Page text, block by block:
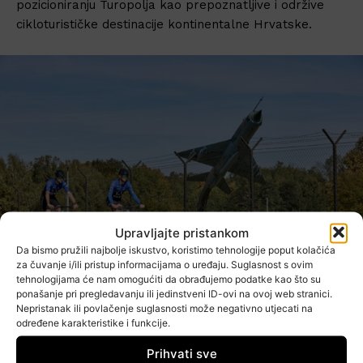
Upravljajte pristankom
Da bismo pružili najbolje iskustvo, koristimo tehnologije poput kolačića
za čuvanje i/ili pristup informacijama o uređaju. Suglasnost s ovim
tehnologijama će nam omogućiti da obrađujemo podatke kao što su
ponašanje pri pregledavanju ili jedinstveni ID-ovi na ovoj web stranici.
Nepristanak ili povlačenje suglasnosti može negativno utjecati na
određene karakteristike i funkcije.
Prihvati sve
pozicioniranju Turopolja kao prepoznatljive i održive
cikloturističke destinacije kontinentalne Hrvatske.